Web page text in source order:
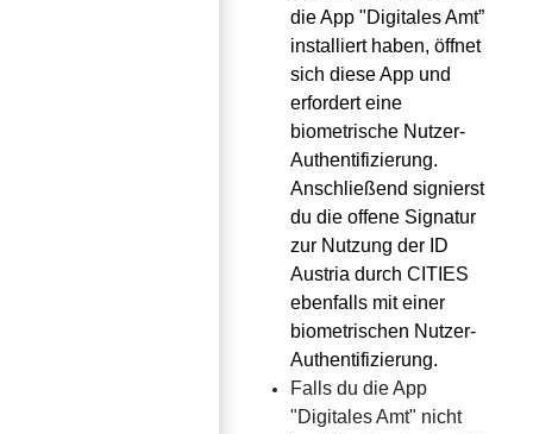
die App "Digitales Amt”
installiert haben, öffnet
sich diese App und
erfordert eine
biometrische Nutzer-
Authentifizierung.
Anschließend signierst
du die offene Signatur
zur Nutzung der ID
Austria durch CITIES
ebenfalls mit einer
biometrischen Nutzer-
Authentifizierung.
Falls du die App
"Digitales Amt" nicht